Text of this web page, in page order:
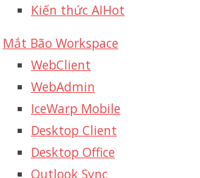
Kiến thức AIHot
Mắt Bão Workspace
WebClient
WebAdmin
IceWarp Mobile
Desktop Client
Desktop Office
Outlook Sync